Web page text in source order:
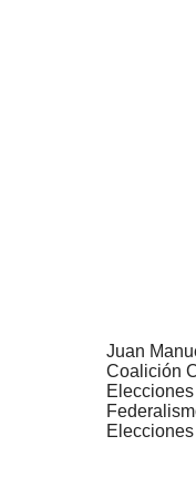
Juan
Coalición